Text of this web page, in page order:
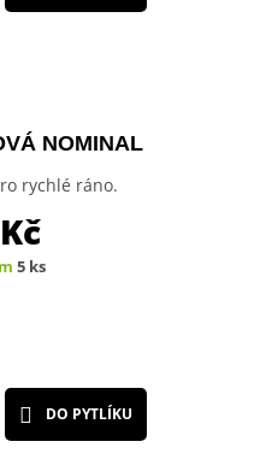
NOMINAL
rychlé ráno.
Kč
5 ks
DO PYTLÍKU